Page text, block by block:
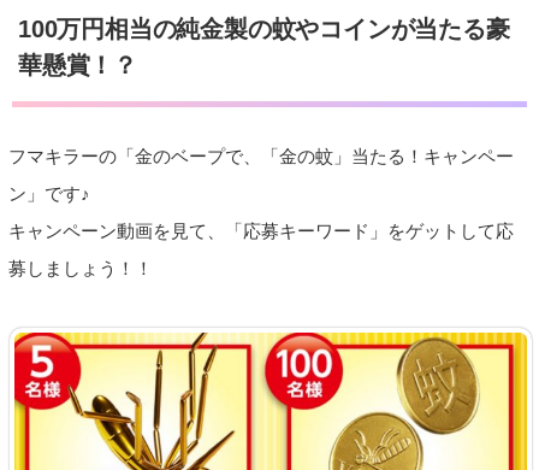
100万円相当の純金製の蚊やコインが当たる豪
華懸賞！？
フマキラーの「金のベープで、「金の蚊」当たる！キャンペー
ン」です♪
キャンペーン動画を見て、「応募キーワード」をゲットして応
募しましょう！！